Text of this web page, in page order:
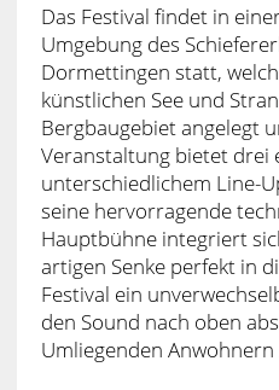
Das Festival findet in
Umgebung des
Dormettingen statt,
künstlichen See und
Bergbaugebiet angelegt
Veranstaltung bietet drei
unterschiedlichem Line-
seine hervorragende
Hauptbühne integriert
artigen Senke perfekt in
Festival ein
den Sound nach oben
Umliegenden